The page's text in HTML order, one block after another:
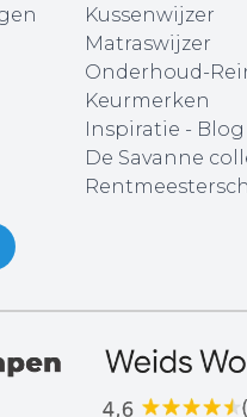
Kussenwijzer
Matraswijzer
Onderhoud-
Keurmerken
Inspiratie - Blog
De Savanne